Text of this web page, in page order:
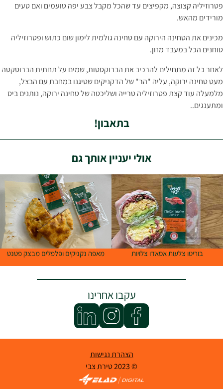
פטרוזיליה קצוצה, מקפיצים עד שהכל מקבל צבע יפה טועמים ואם טעים
מורידים מהאש.
מכינים את הטחינה הירוקה עם טחינה גולמית לימון שום כתוש ופטרוזיליה
טוחנים הכל במעבד מזון.
לאחר כל זה מתחילים להרכיב את הברוקסטות, שמים על תחתית הברוסקטה
מעט טחינה ירוקה, עליה "הר" של הדקניקים שטיגנו במחבת עם הבצל,
מלמעלה עוד קצת פטרוזיליה טרייה ושליכטה של טחינה ירוקה, נותנים ביס
ומתענגים..
בתאבון!
אולי יעניין אותך גם
בוריטו צלעות אסאדו צלויות מאפה נקניקים ופלפלים מבצק פטנט
עקבו אחרינו
הצהרת נגישות
© 2023 טירת צבי